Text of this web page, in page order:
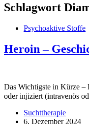
Schlagwort
Psychoaktive Stoffe
Heroin –
Das Wichtigste in Kürze
oder injiziert (intravenös
Suchttherapie
6. Dezember 2024